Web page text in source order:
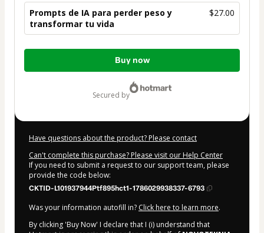
Prompts de IA para perder peso y
transformar tu vida
$27.00
Total
$27.00
Buy now
secured by
Have questions about the product? Please contact
Can't complete this purchase? Please visit our Help Center
If you need to submit a request to our support team, please
provide the code below:
CKTID-L101937944Ptf895hct1-1786029938337-6793
Was your information autofill in? Click here to learn more.
By clicking 'Buy Now' I declare that I (i) understand that